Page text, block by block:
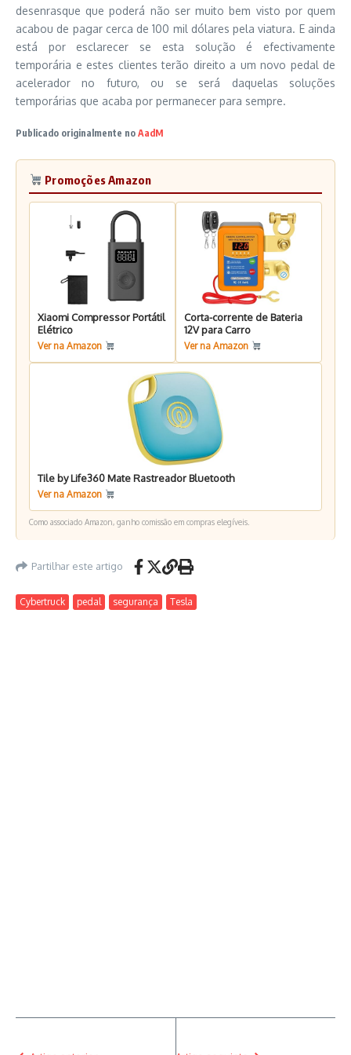
desenrasque que poderá não ser muito bem visto por quem
acabou de pagar cerca de 100 mil dólares pela viatura. E ainda
está por esclarecer se esta solução é efectivamente
temporária e estes clientes terão direito a um novo pedal de
acelerador no futuro, ou se será daquelas soluções
temporárias que acaba por permanecer para sempre.
Publicado originalmente no AadM
Promoções Amazon
Xiaomi Compressor Portátil
Elétrico
Ver na Amazon
Corta-corrente de Bateria
12V para Carro
Ver na Amazon
Tile by Life360 Mate Rastreador Bluetooth
Ver na Amazon
Como associado Amazon, ganho comissão em compras elegíveis.
Partilhar este artigo
Cybertruck pedal segurança Tesla